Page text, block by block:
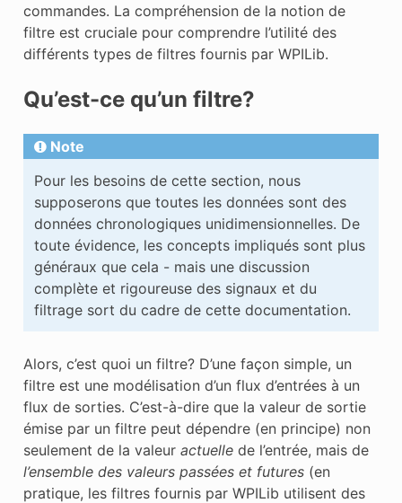
commandes. La compréhension de la notion de
filtre est cruciale pour comprendre l’utilité des
différents types de filtres fournis par WPILib.
Qu’est-ce qu’un filtre?
Note
Pour les besoins de cette section, nous
supposerons que toutes les données sont des
données chronologiques unidimensionnelles. De
toute évidence, les concepts impliqués sont plus
généraux que cela - mais une discussion
complète et rigoureuse des signaux et du
filtrage sort du cadre de cette documentation.
Alors, c’est quoi un filtre? D’une façon simple, un
filtre est une modélisation d’un flux d’entrées à un
flux de sorties. C’est-à-dire que la valeur de sortie
émise par un filtre peut dépendre (en principe) non
seulement de la valeur actuellede l’entrée, mais de
l’ensemble des valeurs passées et futures(en
pratique, les filtres fournis par WPILib utilisent des